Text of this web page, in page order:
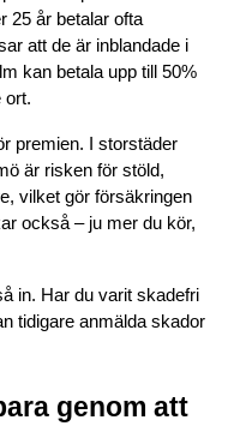
25 år betalar ofta
att de är inblandade i
kan betala upp till 50%
ort.
premien. I storstäder
är risken för stöld,
vilket gör försäkringen
också – ju mer du kör,
in. Har du varit skadefri
tidigare anmälda skador
genom att